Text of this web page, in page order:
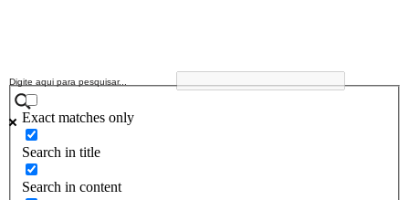
Exact matches only
Search in title
Search in content